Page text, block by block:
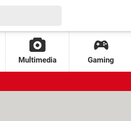
Multimedia Gaming